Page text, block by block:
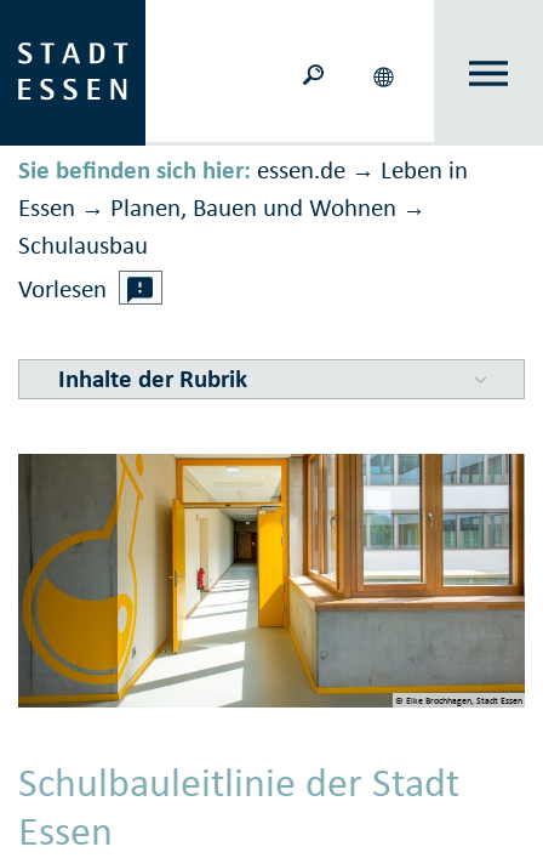
Sie befinden sich hier: essen.de → Leben in
Essen → Planen, Bauen und Wohnen →
Schulausbau
Vorlesen
Inhalte der Rubrik
© Elke Brochhagen, Stadt Essen
Schulbauleitlinie der Stadt
Essen